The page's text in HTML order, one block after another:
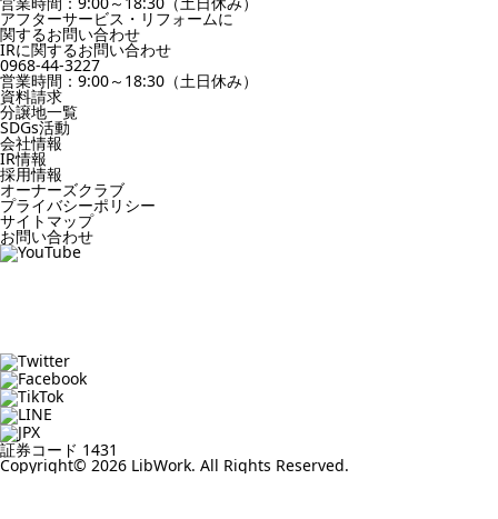
アフターサービス・リフォームに
関するお問い合わせ
IRに関するお問い合わせ
0968-44-3227
営業時間：9:00～18:30（土日休み）
資料請求
分譲地一覧
SDGs活動
会社情報
IR情報
採用情報
オーナーズクラブ
プライバシーポリシー
サイトマップ
お問い合わせ
証券コード 1431
Copyright© 2026 LibWork. All Rights Reserved.